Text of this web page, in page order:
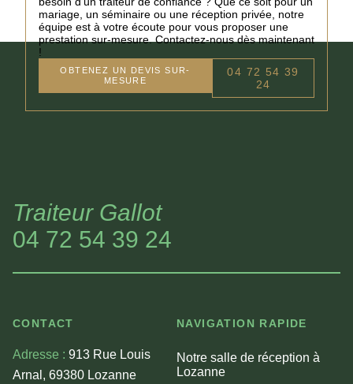
mariage, un séminaire ou une réception privée, notre
équipe est à votre écoute pour vous proposer une
prestation sur-mesure. Contactez-nous dès maintenant
!
OBTENEZ UN DEVIS SUR-
MESURE
04 72 54 39
24
Traiteur Gallot
04 72 54 39 24
CONTACT
Adresse : 913 Rue Louis
Arnal, 69380 Lozanne
NAVIGATION RAPIDE
Notre salle de réception à
Lozanne